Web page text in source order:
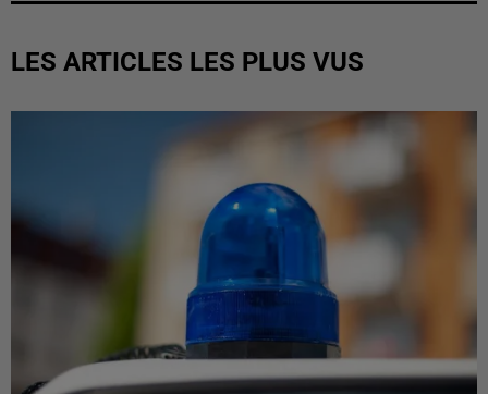
LES ARTICLES LES PLUS VUS